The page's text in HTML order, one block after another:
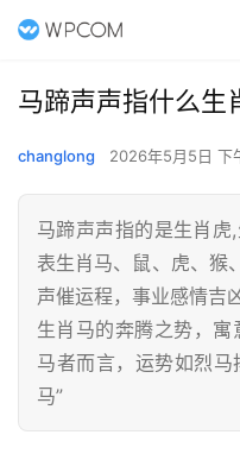
马蹄声声指什么生
changlong 2026年5月5日 下
马蹄声声指的是生肖
表生肖马、鼠、虎、猴
声催运程，事业感情吉
生肖马的奔腾之势，
马者而言，运势如烈
马”